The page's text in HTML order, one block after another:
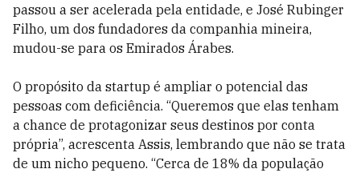
passou a ser acelerada pela entidade, e José Rubinger
Filho, um dos fundadores da companhia mineira,
mudou-se para os Emirados Árabes.
O propósito da startup é ampliar o potencial das
pessoas com deficiência. “Queremos que elas tenham
a chance de protagonizar seus destinos por conta
própria”, acrescenta Assis, lembrando que não se trata
de um nicho pequeno. “Cerca de 18% da população